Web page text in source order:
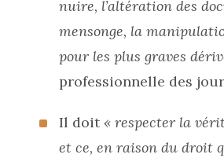
nuire, l’altération des
mensonge, la
pour les plus graves
professionnelle des
Il doit« respecter la
et ce, en raison du droit